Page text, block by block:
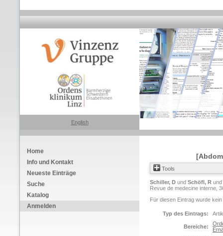
English
Home
Info und Kontakt
Neueste Einträge
Suche
Katalog
Anmelden
Tools
Schiller, D und Schöfl, R und
Revue de medecine interne,
Für diesen Eintrag wurde
Typ des Eintrags:
Bereiche: